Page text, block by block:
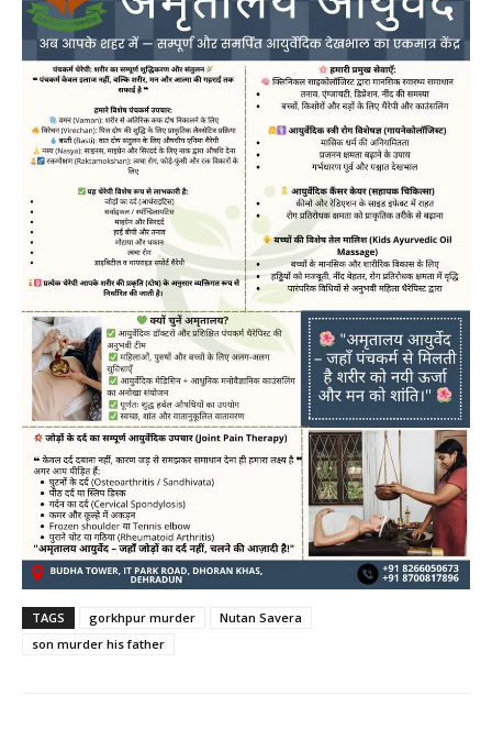
TAGS gorkhpur murder
Nutan Savera
son murder his father